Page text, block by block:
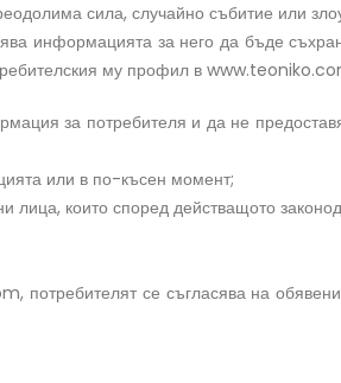
сила, случайно събитие или
информацията за него да бъде
му профил в
за потребителя и да не
или в по-късен момент;
които според действащото
потребителят се съгласява на